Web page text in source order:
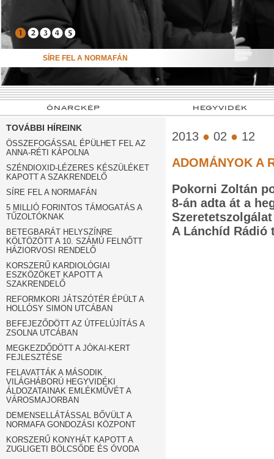
SÍRE FEL A NORMAFÁN
➎
ÖNARCKÉP HEGYVIDÉK
TOVÁBBI HÍREINK
ÖSSZEFOGÁSSAL ÉPÜLHET FEL AZ
ANNA-RÉTI KÁPOLNA
SZÉNDIOXID-LÉZERES KÉSZÜLÉKET
KAPOTT A SZAKRENDELŐ
SÍRE FEL A NORMAFÁN
5 MILLIÓ FORINTOS TÁMOGATÁS A
TŰZOLTÓKNAK
BETEGBARÁT HELYSZÍNRE
KÖLTÖZÖTT A 10. SZÁMÚ FELNŐTT
HÁZIORVOSI RENDELŐ
KORSZERŰ KARDIOLÓGIAI
ESZKÖZÖKET KAPOTT A
SZAKRENDELŐ
REFORMKORI JÁTSZÓTÉR ÉPÜLT A
HOLLÓSY SIMON UTCÁBAN
BEFEJEZŐDÖTT AZ ÚTFELÚJÍTÁS A
ZSOLNA UTCÁBAN
MEGKEZDŐDÖTT A JÓKAI-KERT
FEJLESZTÉSE
FELAVATTÁK A MÁSODIK
VILÁGHÁBORÚ HEGYVIDÉKI
ÁLDOZATAINAK EMLÉKMŰVÉT A
VÁROSMAJORBAN
DEMENSELLÁTÁSSAL BŐVÜLT A
NORMAFA GONDOZÁSI KÖZPONT
KORSZERŰ KONYHÁT KAPOTT A
ZUGLIGETI BÖLCSŐDE ÉS ÓVODA
2013 ● 02 ● 12
ADOMÁNYOK A
Pokorni Zoltán
8-án adta át a
A Lánchíd